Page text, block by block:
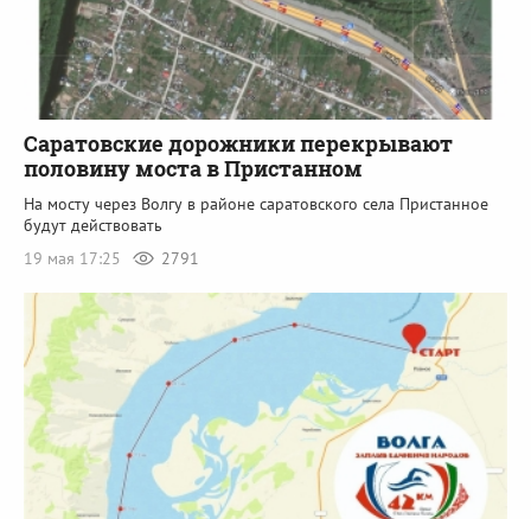
Саратовские дорожники перекрывают
половину моста в Пристанном
На мосту через Волгу в районе саратовского села Пристанное
будут действовать
19 мая 17:25
2791